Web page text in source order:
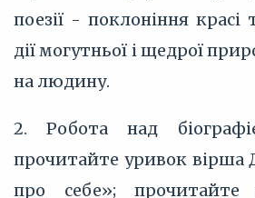
поезії - поклоніння красі
дії могутньої і щедрої
на людину.
2. Робота над
прочитайте уривок вірша
про себе»; прочитайте